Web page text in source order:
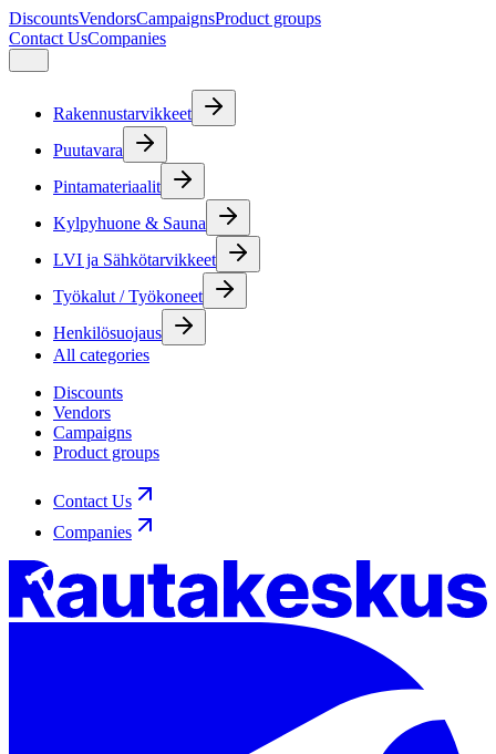
DiscountsVendorsCampaignsProduct groups
Contact UsCompanies
Rakennustarvikkeet
Puutavara
Pintamateriaalit
Kylpyhuone & Sauna
LVI ja Sähkötarvikkeet
Työkalut / Työkoneet
Henkilösuojaus
All categories
Discounts
Vendors
Campaigns
Product groups
Contact Us
Companies